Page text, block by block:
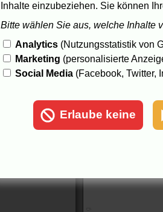
Inhalte einzubeziehen. Sie können
Bitte wählen Sie aus, welche Inhalte
Analytics(Nutzungsstatistik von
Marketing (personalisierte
Social Media(Facebook, Twitter,
Erlaube keine